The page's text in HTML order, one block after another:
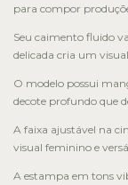
para compor
Seu caimento fluido
delicada cria um
O modelo possui
decote profundo que
A faixa ajustável na
visual feminino e
A estampa em tons